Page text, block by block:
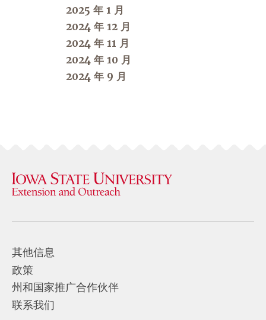
2025 年 1 月
2024 年 12 月
2024 年 11 月
2024 年 10 月
2024 年 9 月
其他信息
政策
州和国家推广合作伙伴
联系我们